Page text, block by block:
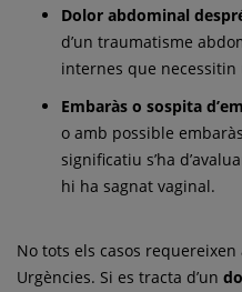
Dolor abdominal
d’un traumatisme
internes que
Embaràs o sospita
o amb possible
significatiu s’ha
hi ha sagnat vaginal.
No tots els casos
Urgències. Si es tracta d’un